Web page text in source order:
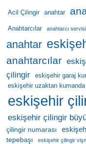
Acil Çilingir anahtar
Anahtarcılar anahtarcı servisi
anahtar
anahtarcılar
çilingir
eskişehir garaj
eskişehir uzaktan kumanda
eskişehir
eskişehir çilingir
çilingir numarası
tepebaşı
eskişehir çilingir